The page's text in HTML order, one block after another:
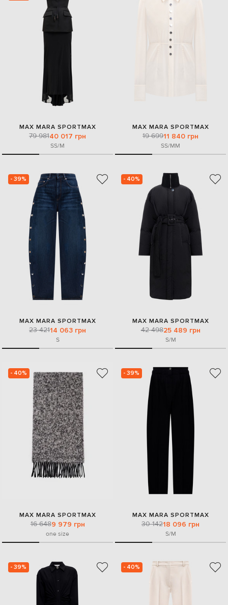
MAX MARA SPORTMAX
79 98140 017 грн
SS/M
MAX MARA SPORTMAX
19 69911 840 грн
SS/MM
- 39%
MAX MARA SPORTMAX
23 42114 063 грн
S
- 40%
MAX MARA SPORTMAX
42 49825 489 грн
S/M
- 40%
MAX MARA SPORTMAX
16 6489 979 грн
one size
- 39%
MAX MARA SPORTMAX
30 14218 096 грн
S/M
- 39% - 40%